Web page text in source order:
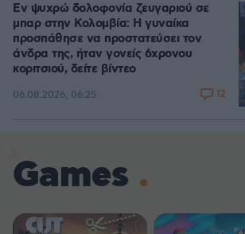
Εν ψυχρώ δολοφονία ζευγαριού σε
μπαρ στην Κολομβία: Η γυναίκα
προσπάθησε να προστατεύσει τον
άνδρα της, ήταν γονείς 6χρονου
κοριτσιού, δείτε βίντεο
06.08.2026, 06:25 12
Games